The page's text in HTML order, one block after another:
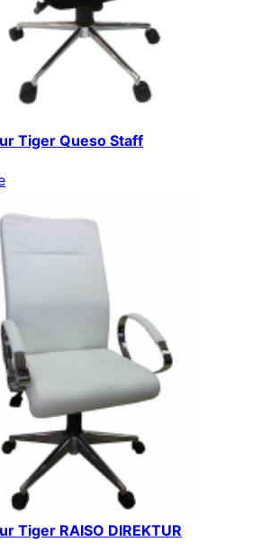
Tiger Queso Staff
Tiger RAISO DIREKTUR